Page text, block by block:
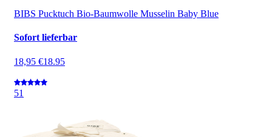
BIBS Pucktuch Bio-Baumwolle Musselin Baby Blue
Sofort lieferbar
18,95 €18.95
51